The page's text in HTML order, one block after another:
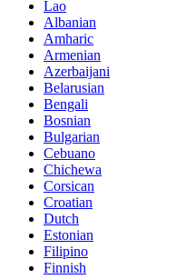
Lao
Albanian
Amharic
Armenian
Azerbaijani
Belarusian
Bengali
Bosnian
Bulgarian
Cebuano
Chichewa
Corsican
Croatian
Dutch
Estonian
Filipino
Finnish